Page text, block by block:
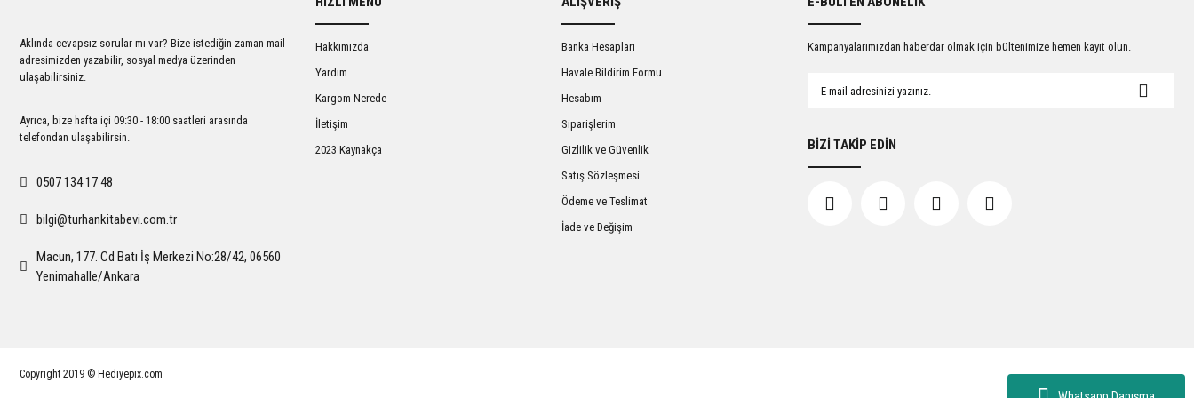
Ürün fiyatı diğer sitelerden daha pahalı.
Bu ürüne benzer farklı alternatifler olmalı.
Gönder
Aklında cevapsız sorular mı var? Bize istediğin zaman mail
adresimizden yazabilir, sosyal medya üzerinden
ulaşabilirsiniz.
Ayrıca, bize hafta içi 09:30 - 18:00 saatleri arasında
telefondan ulaşabilirsin.
0507 134 17 48
bilgi@turhankitabevi.com.tr
Macun, 177. Cd Batı İş Merkezi No:28/42, 06560
Yenimahalle/Ankara
Hakkımızda
Yardım
Kargom Nerede
İletişim
2023 Kaynakça
Banka Hesapları
Havale Bildirim Formu
Hesabım
Siparişlerim
Gizlilik ve Güvenlik
Satış Sözleşmesi
Ödeme ve Teslimat
İade ve Değişim
Kampanyalarımızdan haberdar olmak için bültenimize hemen kayıt olun.
BİZİ TAKİP EDİN
Copyright 2019 © Hediyepix.com